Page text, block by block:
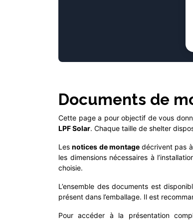
Documents de
Cette page a pour objectif de vous
LPF Solar. Chaque taille de shelter
Lesnotices de montagedécrivent pas à
les dimensions nécessaires à
choisie.
L’ensemble des documents est
présent dans l’emballage. Il est
Pour accéder à la présentation